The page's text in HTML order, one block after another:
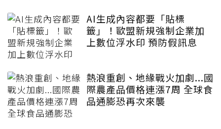
AI生成內容都要「貼標
籤」！歐盟新規強制企業加
上數位浮水印 預防假訊息
熱浪重創、地緣戰火加劇...國
際農產品價格連漲7周 全球食
品通膨恐再次來襲